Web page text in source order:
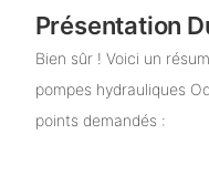
Présentation
Bien sûr ! Voici un
pompes hydrauliques
points demandés :